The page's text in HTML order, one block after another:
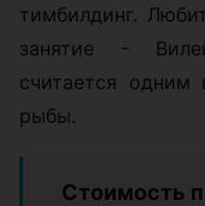
тимбилдинг.
занятие -
считается одним
рыбы.
Стоимость